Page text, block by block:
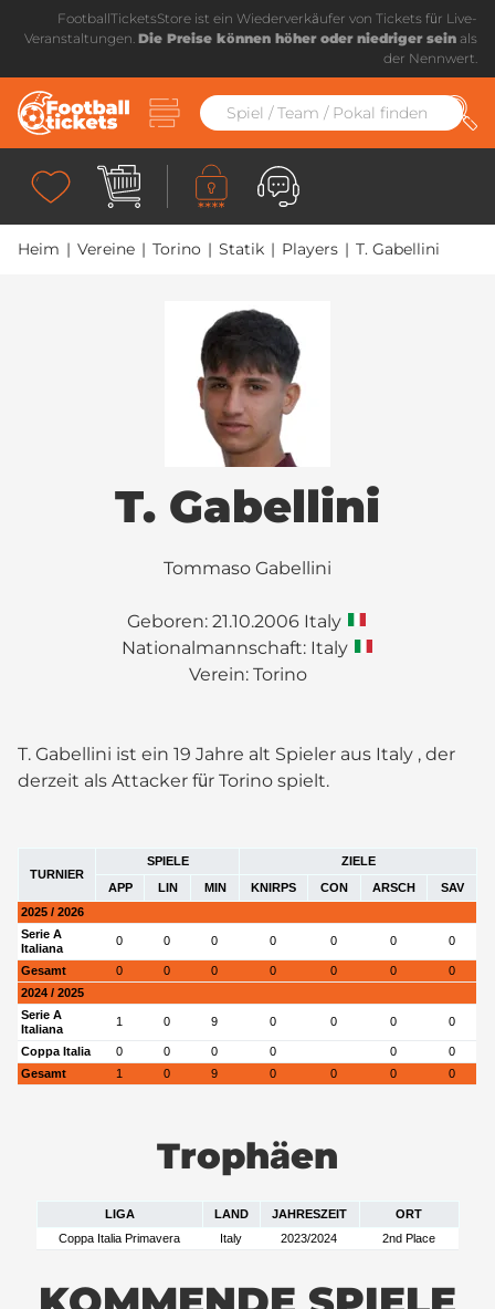
FootballTicketsStore ist ein Wiederverkäufer von Tickets für Live-
Veranstaltungen. Die Preise können höher oder niedriger sein als
der Nennwert.
Heim | Vereine | Torino | Statik | Players | T. Gabellini
T. Gabellini
Tommaso Gabellini
Geboren: 21.10.2006 Italy
Nationalmannschaft: Italy
Verein: Torino
T. Gabellini ist ein 19 Jahre alt Spieler aus Italy , der
derzeit als Attacker für Torino spielt.
TURNIER
SPIELE
ZIELE
APP
LIN MIN KNIRPS CON ARSCH
SAV
2025 / 2026
Serie A
Italiana
0 0 0 0 0 0 0
Gesamt 0 0 0 0 0 0
0
2024 / 2025
Serie A
Italiana
1 0 9 0 0 0 0
Coppa Italia 0 0 0 0 0
0
Gesamt
1 0 9 0 0 0 0
Trophäen
LIGA LAND JAHRESZEIT
ORT
Coppa Italia Primavera
Italy 2023/2024 2nd Place